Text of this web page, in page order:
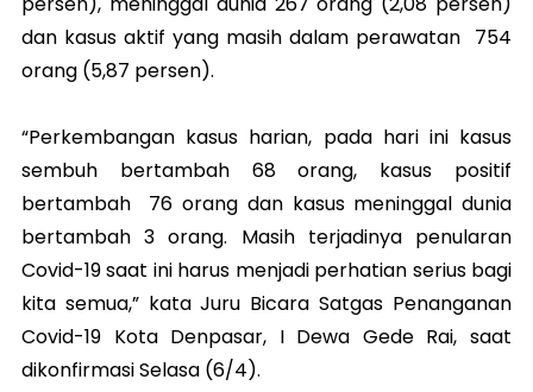
dan kasus aktif yang masih dalam perawatan 754
orang (5,87 persen).
“Perkembangan kasus harian, pada hari ini kasus
sembuh bertambah 68 orang, kasus positif
bertambah 76 orang dan kasus meninggal dunia
bertambah 3 orang. Masih terjadinya penularan
Covid-19 saat ini harus menjadi perhatian serius bagi
kita semua,” kata Juru Bicara Satgas Penanganan
Covid-19 Kota Denpasar, I Dewa Gede Rai, saat
dikonfirmasi Selasa (6/4).